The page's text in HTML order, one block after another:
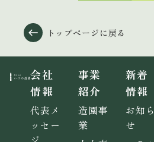
トップページに戻る
会社
情報
代表メ
ッセー
事業
紹介
造園事
業
新着
情報
お知ら
せ